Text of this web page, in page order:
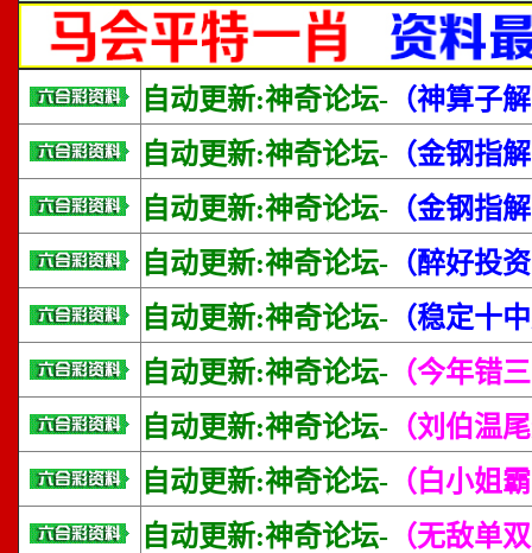
自动更新:神奇论坛- （神算子
自动更新:神奇论坛- （金钢指
自动更新:神奇论坛- （金钢指
自动更新:神奇论坛- （醉好投
自动更新:神奇论坛- （稳定十
自动更新:神奇论坛- （今年错
自动更新:神奇论坛- （刘伯温
自动更新:神奇论坛- （白小姐
自动更新:神奇论坛- （无敌单